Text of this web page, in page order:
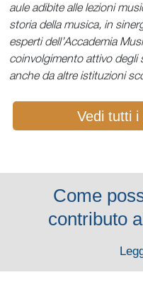
aule adibite alle lezioni
storia della musica, in
esperti dell’Accademia
coinvolgimento attivo degli
anche da altre istituzioni
Vedi tutti
Come
contributo